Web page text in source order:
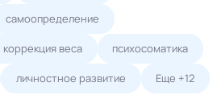
самоопределение
коррекция веса психосоматика
личностное развитие Еще +12